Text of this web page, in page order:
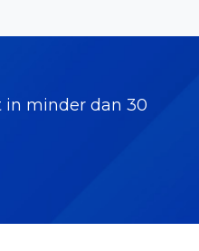
in minder dan 30